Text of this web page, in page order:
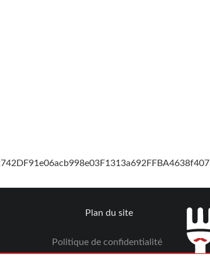
Plan du site
Politique de confidentialité